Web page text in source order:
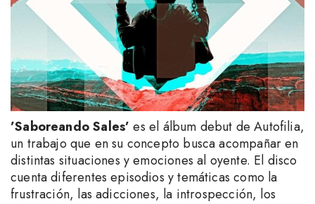
’Saboreando Sales’ es el álbum debut de Autofilia,
un trabajo que en su concepto busca acompañar en
distintas situaciones y emociones al oyente. El disco
cuenta diferentes episodios y temáticas como la
frustración, las adicciones, la introspección, los